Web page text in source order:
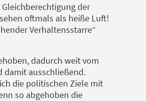
der
oftmals als heiße Luft!
Verhaltensstarre“
dadurch weit vom
damit ausschließend.
die politischen Ziele mit
so abgehoben die